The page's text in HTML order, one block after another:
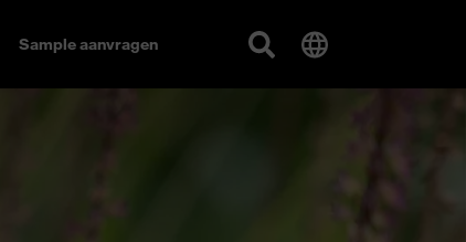
Sample aanvragen